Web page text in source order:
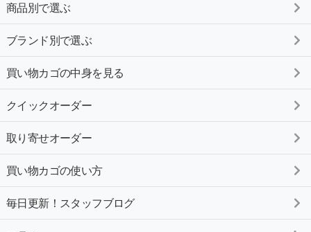
商品別で選ぶ
ブランド別で選ぶ
買い物カゴの中身を見る
クイックオーダー
取り寄せオーダー
買い物カゴの使い方
毎日更新！スタッフブログ